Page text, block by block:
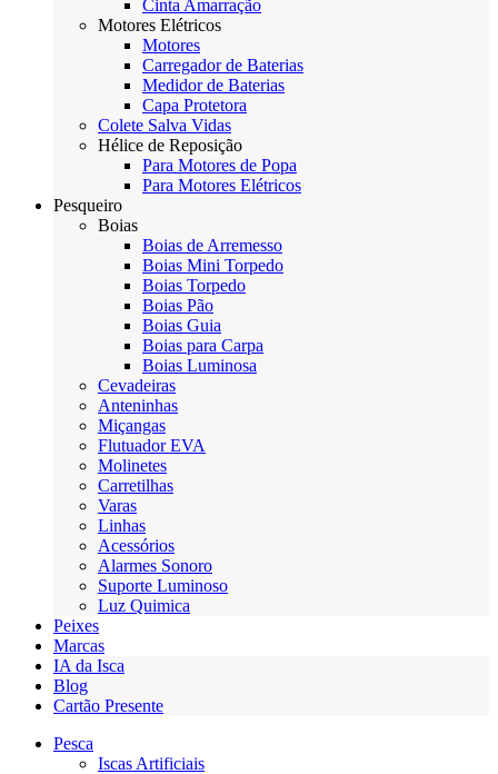
Cinta Amarração
Motores Elétricos
Motores
Carregador de Baterias
Medidor de Baterias
Capa Protetora
Colete Salva Vidas
Hélice de Reposição
Para Motores de Popa
Para Motores Elétricos
Pesqueiro
Boias
Boias de Arremesso
Boias Mini Torpedo
Boias Torpedo
Boias Pão
Boias Guia
Boias para Carpa
Boias Luminosa
Cevadeiras
Anteninhas
Miçangas
Flutuador EVA
Molinetes
Carretilhas
Varas
Linhas
Acessórios
Alarmes Sonoro
Suporte Luminoso
Luz Quimica
Peixes
Marcas
IA da Isca
Blog
Cartão Presente
Pesca
Iscas Artificiais